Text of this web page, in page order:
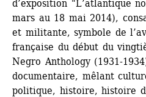
d’exposition "L’atlantique
mars au 18 mai 2014),
et militante, symbole de
française du début du
Negro Anthology (1931-
documentaire, mêlant
politique, histoire, histoire